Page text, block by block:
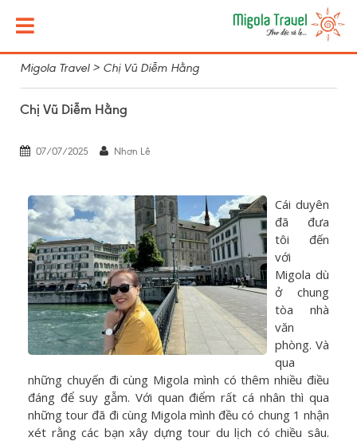
Migola Travel> Chị Vũ Diễm Hằng
Chị Vũ Diễm Hằng
07/07/2025 Nhơn Lê
Cái duyên
đã đưa
tôi đến
với
Migola dù
ở chung
tòa nhà
văn
phòng. Và
qua
những chuyến đi cùng Migola mình có thêm nhiều điều
đáng để suy gẫm. Với quan điểm rất cá nhân thì qua
những tour đã đi cùng Migola mình đều có chung 1 nhận
xét rằng các bạn xây dựng tour du lịch có chiều sâu.